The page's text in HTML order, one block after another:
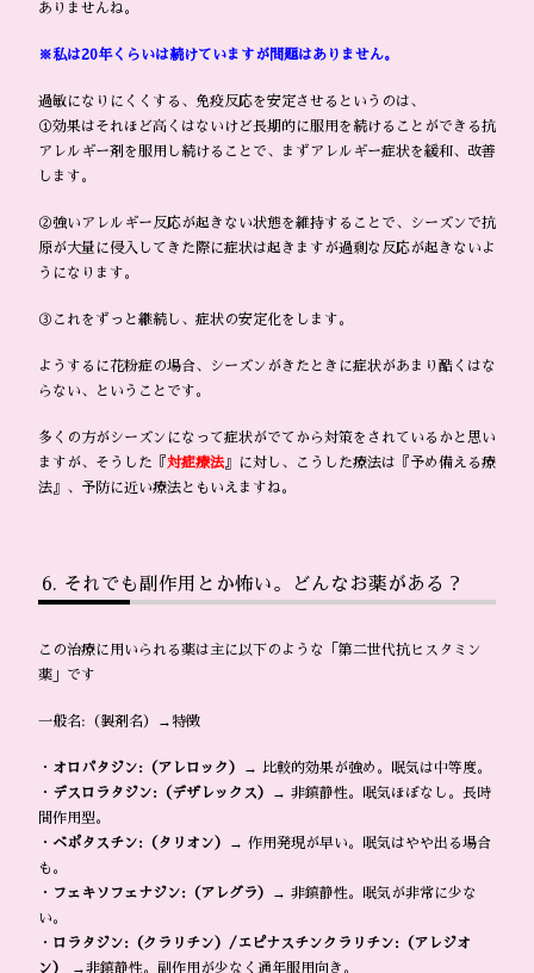
ありませんね。
※私は20年くらいは続けていますが問題はありません。
過敏になりにくくする、免疫反応を安定させるというのは、
①効果はそれほど高くはないけど長期的に服用を続けることができる抗
アレルギー剤を服用し続けることで、まずアレルギー症状を緩和、改善
します。
②強いアレルギー反応が起きない状態を維持することで、シーズンで抗
原が大量に侵入してきた際に症状は起きますが過剰な反応が起きないよ
うになります。
③これをずっと継続し、症状の安定化をします。
ようするに花粉症の場合、シーズンがきたときに症状があまり酷くはな
らない、ということです。
多くの方がシーズンになって症状がでてから対策をされているかと思い
ますが、そうした『 対症療法』に対し、こうした療法は『予め備える療
法』、予防に近い療法ともいえますね。
それでも副作用とか怖い。どんなお薬がある？
この治療に用いられる薬は主に以下のような「第二世代抗ヒスタミン
薬」です
一般名:（製剤名）→特徴
・ オロパタジン:（アレロック）
→ 比較的効果が強め。眠気は中等度。
・ デスロラタジン:（デザレックス）
→ 非鎮静性。眠気ほぼなし。長時
間作用型。
・ ベポタスチン:（タリオン）
→ 作用発現が早い。眠気はやや出る場合
も。
・ フェキソフェナジン:（アレグラ）
→ 非鎮静性。眠気が非常に少な
い。
・ ロラタジン:（クラリチン）/エピナスチンクラリチン:（アレジオ
ン）
→非鎮静性。副作用が少なく通年服用向き。